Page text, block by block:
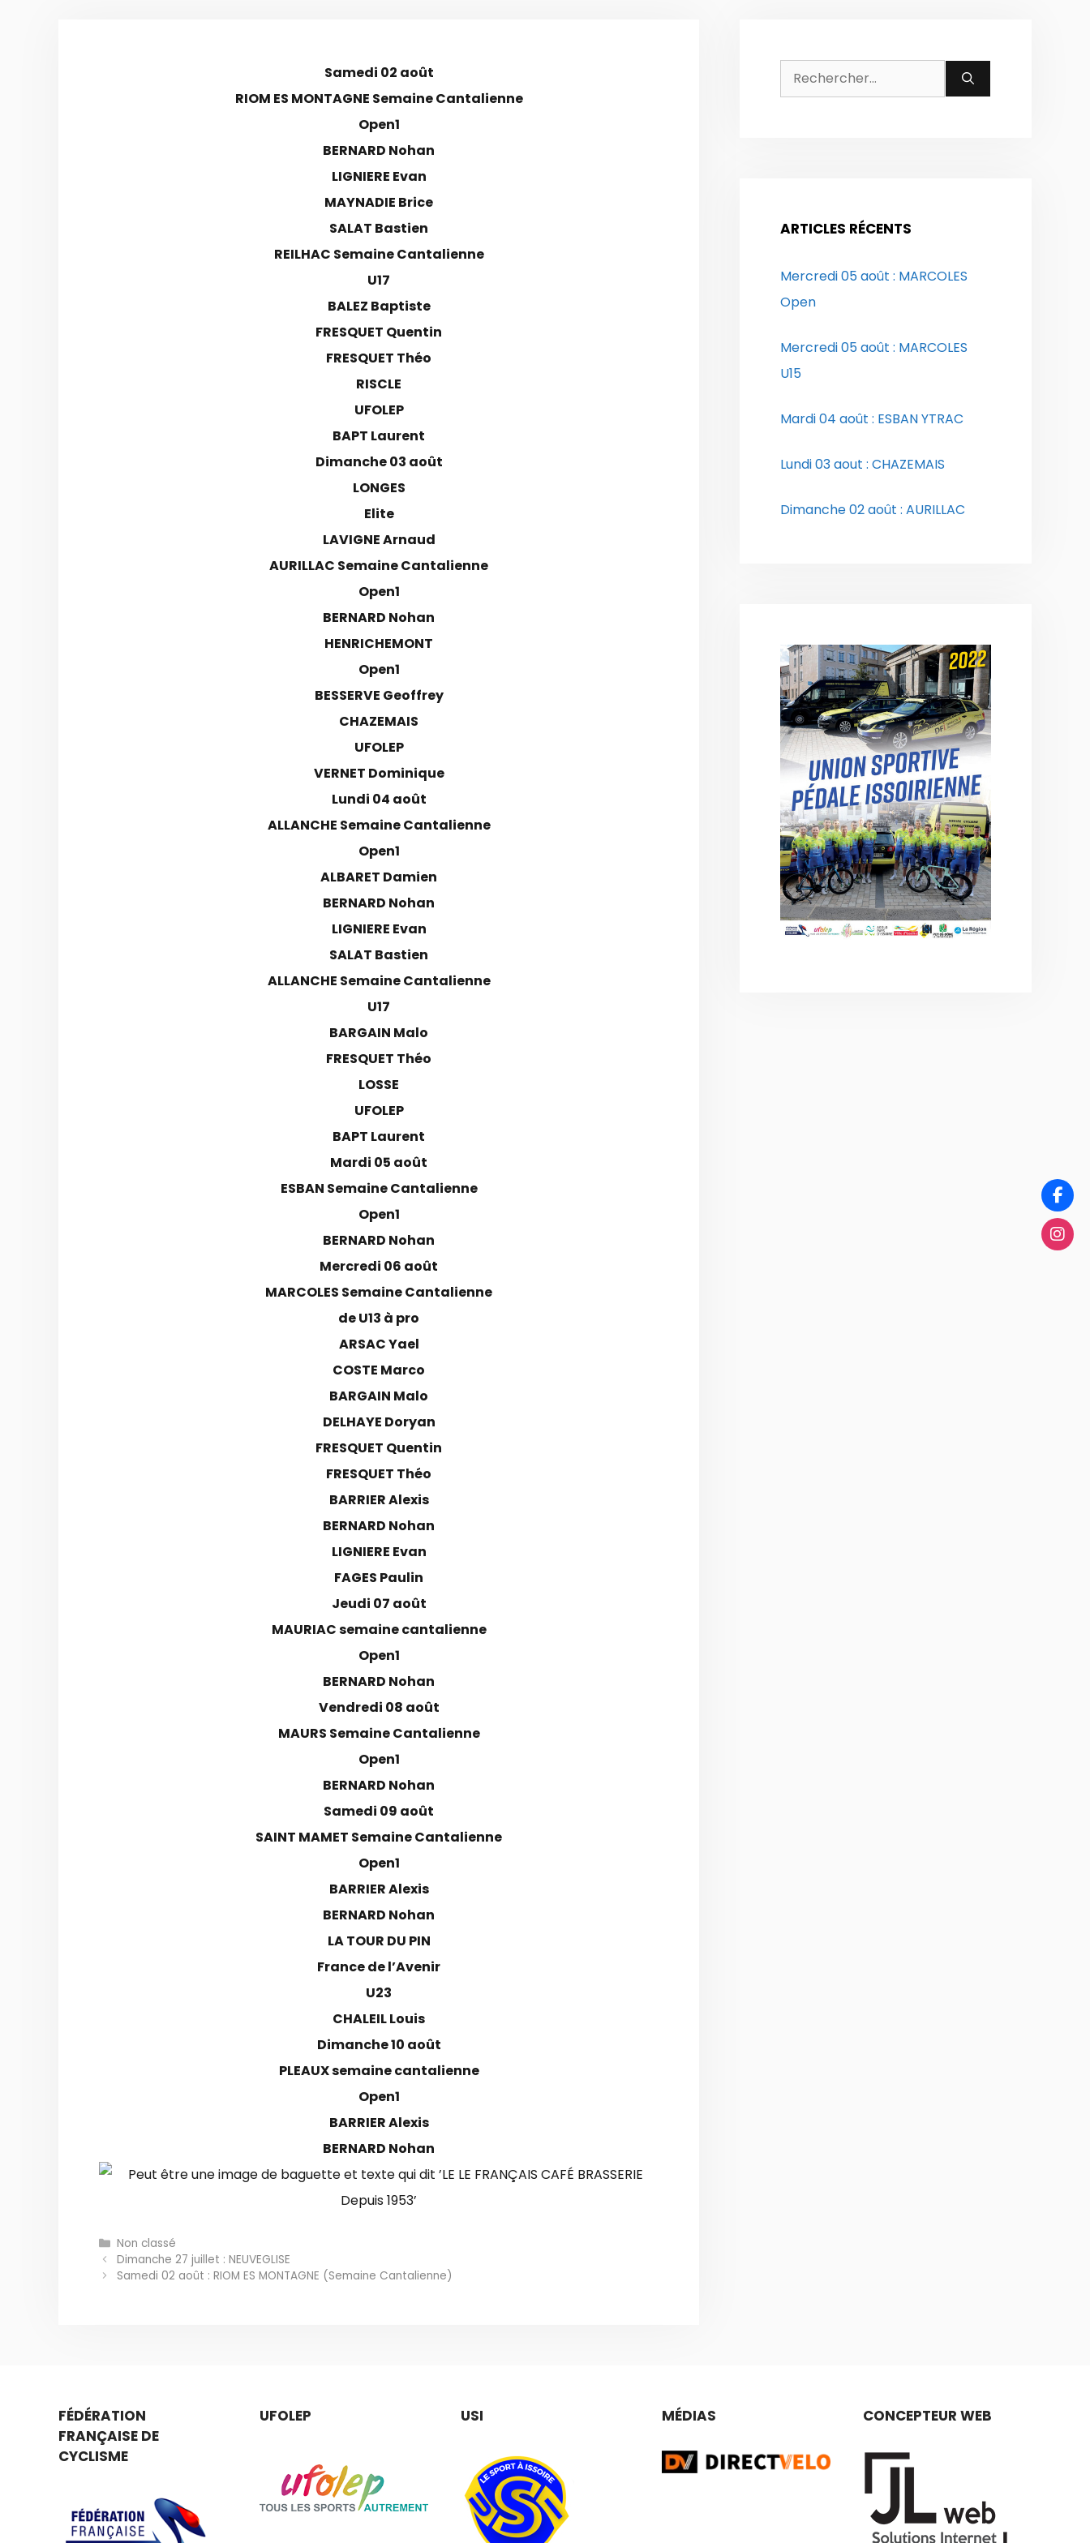
Samedi 02 août
RIOM ES MONTAGNE Semaine Cantalienne
Open1
BERNARD Nohan
LIGNIERE Evan
MAYNADIE Brice
SALAT Bastien
REILHAC Semaine Cantalienne
U17
BALEZ Baptiste
FRESQUET Quentin
FRESQUET Théo
RISCLE
UFOLEP
BAPT Laurent
Dimanche 03 août
LONGES
Elite
LAVIGNE Arnaud
AURILLAC Semaine Cantalienne
Open1
BERNARD Nohan
HENRICHEMONT
Open1
BESSERVE Geoffrey
CHAZEMAIS
UFOLEP
VERNET Dominique
Lundi 04 août
ALLANCHE Semaine Cantalienne
Open1
ALBARET Damien
BERNARD Nohan
LIGNIERE Evan
SALAT Bastien
ALLANCHE Semaine Cantalienne
U17
BARGAIN Malo
FRESQUET Théo
LOSSE
UFOLEP
BAPT Laurent
Mardi 05 août
ESBAN Semaine Cantalienne
Open1
BERNARD Nohan
Mercredi 06 août
MARCOLES Semaine Cantalienne
de U13 à pro
ARSAC Yael
COSTE Marco
BARGAIN Malo
DELHAYE Doryan
FRESQUET Quentin
FRESQUET Théo
BARRIER Alexis
BERNARD Nohan
LIGNIERE Evan
FAGES Paulin
Jeudi 07 août
MAURIAC semaine cantalienne
Open1
BERNARD Nohan
Vendredi 08 août
MAURS Semaine Cantalienne
Open1
BERNARD Nohan
Samedi 09 août
SAINT MAMET Semaine Cantalienne
Open1
BARRIER Alexis
BERNARD Nohan
LA TOUR DU PIN
France de l’Avenir
U23
CHALEIL Louis
Dimanche 10 août
PLEAUX semaine cantalienne
Open1
BARRIER Alexis
BERNARD Nohan
Catégories
Non classé
Dimanche 27 juillet : NEUVEGLISE
Samedi 02 août : RIOM ES MONTAGNE (Semaine Cantalienne)
Rechercher :
ARTICLES RÉCENTS
Mercredi 05 août : MARCOLES
Open
Mercredi 05 août : MARCOLES
U15
Mardi 04 août : ESBAN YTRAC
Lundi 03 aout : CHAZEMAIS
Dimanche 02 août : AURILLAC
FÉDÉRATION
FRANÇAISE DE
CYCLISME
UFOLEP USI MÉDIAS CONCEPTEUR WEB